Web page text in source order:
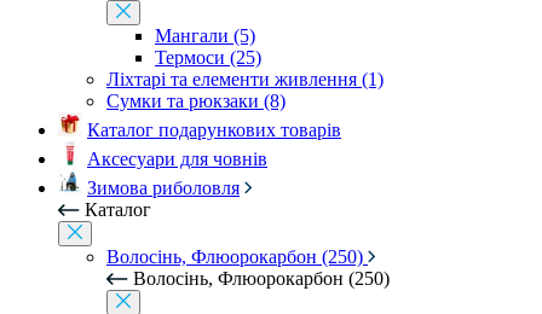
Мангали (5)
Термоси (25)
Ліхтарі та елементи живлення (1)
Сумки та рюкзаки (8)
Каталог подарункових товарів
Аксесуари для човнів
Зимова риболовля
Каталог
Волосінь, Флюорокарбон (250)
Волосінь, Флюорокарбон (250)